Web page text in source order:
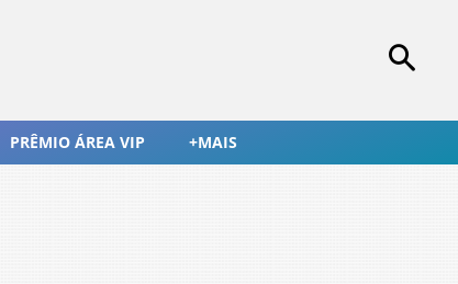
PRÊMIO ÁREA VIP +MAIS